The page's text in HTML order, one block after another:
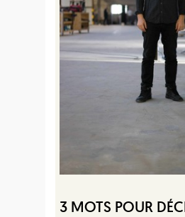
3 MOTS POUR